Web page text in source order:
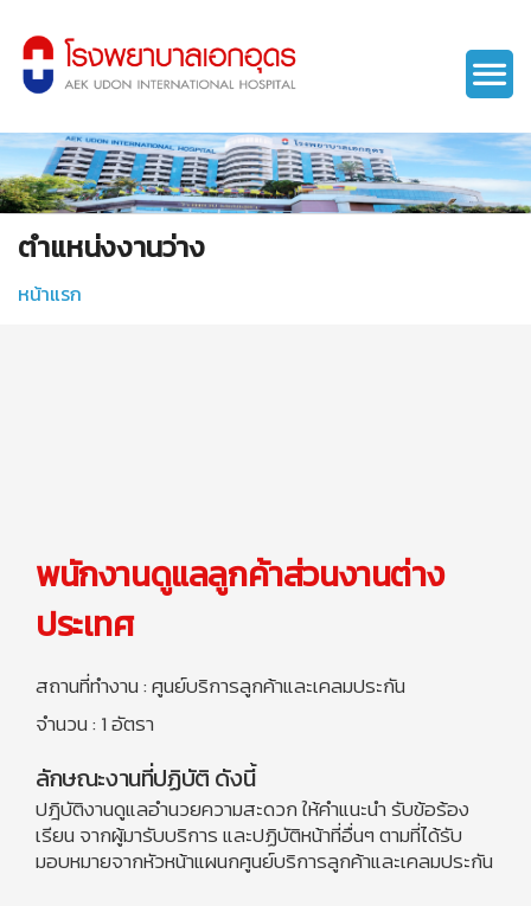
ตำแหน่งงานว่าง
หน้าแรก
พนักงานดูแลลูกค้าส่วนงานต่าง
ประเทศ
สถานที่ทำงาน : ศูนย์บริการลูกค้าและเคลมประกัน
จำนวน : 1 อัตรา
ลักษณะงานที่ปฏิบัติ ดังนี้
ปฎิบัติงานดูแลอำนวยความสะดวก ให้คำแนะนำ รับข้อร้อง
เรียน จากผู้มารับบริการ และปฏิบัติหน้าที่อื่นๆ ตามที่ได้รับ
มอบหมายจากหัวหน้าแผนกศูนย์บริการลูกค้าและเคลมประกัน